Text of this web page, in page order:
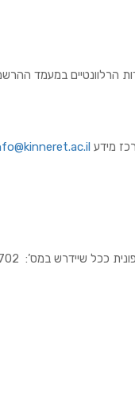
הרלוונטיים במעמד
מידע
במס’: 04-6653702.